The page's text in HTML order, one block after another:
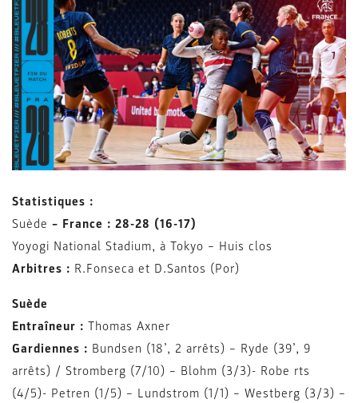
Statistiques :
Suède – France : 28-28 (16-17)
Yoyogi National Stadium, à Tokyo – Huis clos
Arbitres : R.Fonseca et D.Santos (Por)
Suède
Entraîneur : Thomas Axner
Gardiennes : Bundsen (18’, 2 arrêts) – Ryde (39’, 9
arrêts) / Stromberg (7/10) – Blohm (3/3)- Robe rts
(4/5)- Petren (1/5) – Lundstrom (1/1) – Westberg (3/3) –